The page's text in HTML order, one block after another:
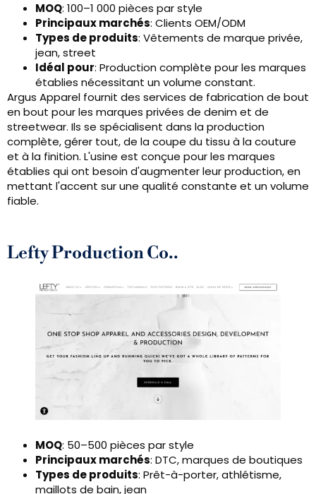
MOQ: 100–1 000 pièces par style
Principaux marchés: Clients OEM/ODM
Types de produits: Vêtements de marque privée,
jean, street
Idéal pour: Production complète pour les marques
établies nécessitant un volume constant.
Argus Apparel fournit des services de fabrication de bout
en bout pour les marques privées de denim et de
streetwear. Ils se spécialisent dans la production
complète, gérer tout, de la coupe du tissu à la couture
et à la finition. L'usine est conçue pour les marques
établies qui ont besoin d'augmenter leur production, en
mettant l'accent sur une qualité constante et un volume
fiable.
Lefty Production Co..
MOQ: 50–500 pièces par style
Principaux marchés: DTC, marques de boutiques
Types de produits: Prêt-à-porter, athlétisme,
maillots de bain, jean